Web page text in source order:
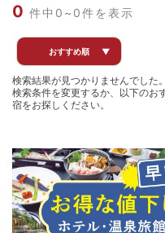
0 件中0~0件を表示
おすすめ順 ▼
検索結果が見つかりませんでした。
検索条件を変更するか、以下のお
宿をお探しください。